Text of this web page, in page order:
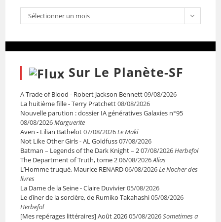
Sélectionner un mois
Sur Le Planète-SF
A Trade of Blood - Robert Jackson Bennett09/08/2026
La huitième fille - Terry Pratchett08/08/2026
Nouvelle parution : dossier IA génératives Galaxies n°95
08/08/2026Marguerite
Aven - Lilian Bathelot07/08/2026Le Maki
Not Like Other Girls - AL Goldfuss07/08/2026
Batman – Legends of the Dark Knight – 207/08/2026Herbefol
The Department of Truth, tome 206/08/2026Alias
L’Homme truqué, Maurice RENARD06/08/2026Le Nocher des
livres
La Dame de la Seine - Claire Duvivier05/08/2026
Le dîner de la sorcière, de Rumiko Takahashi05/08/2026
Herbefol
[Mes repérages littéraires] Août 202605/08/2026Sometimes a